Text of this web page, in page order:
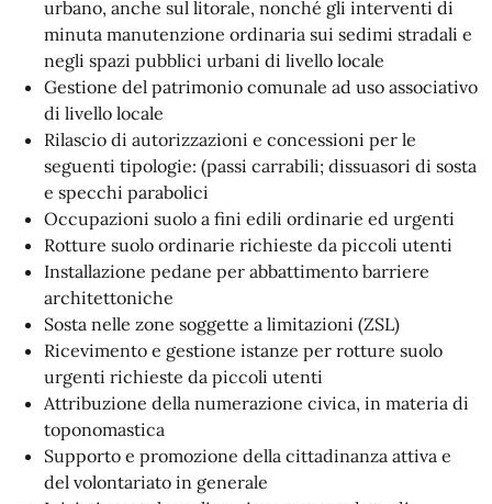
urbano, anche sul litorale, nonché gli interventi di
minuta manutenzione ordinaria sui sedimi stradali e
negli spazi pubblici urbani di livello locale
Gestione del patrimonio comunale ad uso associativo
di livello locale
Rilascio di autorizzazioni e concessioni per le
seguenti tipologie: (passi carrabili; dissuasori di sosta
e specchi parabolici
Occupazioni suolo a fini edili ordinarie ed urgenti
Rotture suolo ordinarie richieste da piccoli utenti
Installazione pedane per abbattimento barriere
architettoniche
Sosta nelle zone soggette a limitazioni (ZSL)
Ricevimento e gestione istanze per rotture suolo
urgenti richieste da piccoli utenti
Attribuzione della numerazione civica, in materia di
toponomastica
Supporto e promozione della cittadinanza attiva e
del volontariato in generale